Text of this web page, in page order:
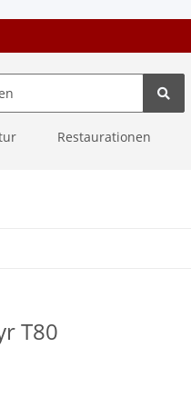
Restaurationen
T80